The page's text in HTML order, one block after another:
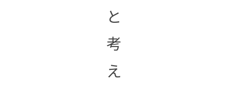
と
考
え